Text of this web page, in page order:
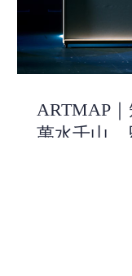
ARTMAP
萬水千山，